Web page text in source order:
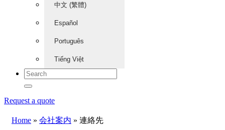
中文 (繁體)
Español
Português
Tiếng Việt
Request a quote
Home » 会社案内 » 連絡先